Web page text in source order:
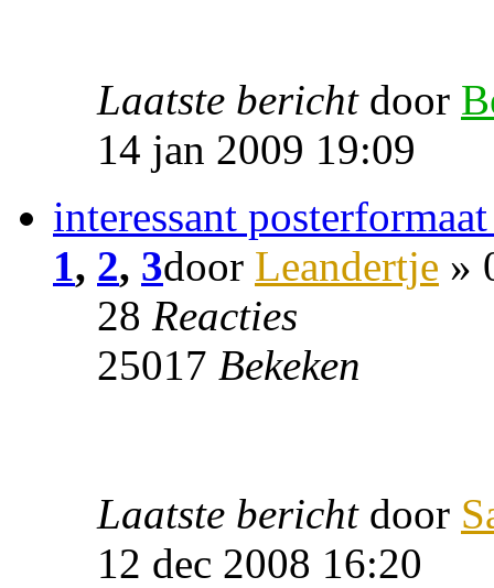
Laatste bericht door
14 jan 2009 19:09
interessant
1, 2, 3door Leandertje »
28 Reacties
25017 Bekeken
Laatste bericht door
12 dec 2008 16:20